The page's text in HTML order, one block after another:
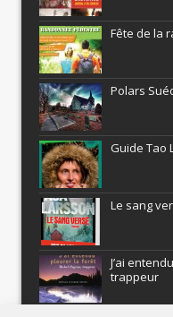
Fête de la
Polars
Guide Tao
Le sang
J’ai
trappeur